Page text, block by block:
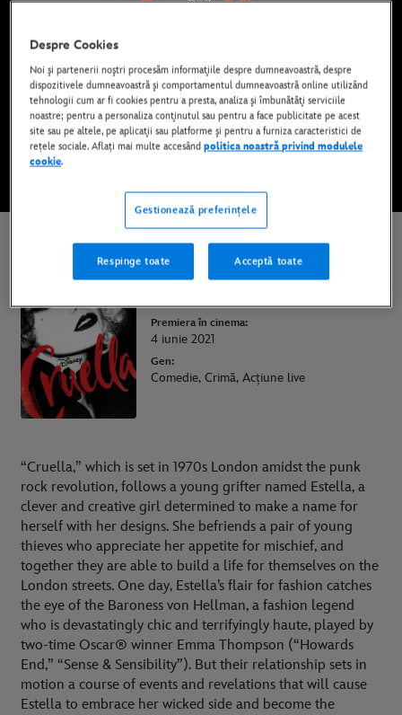
Disponibil pe Disney+
PRIVIȚI FILMUL PE DISNEY+
* Se aplică termeni și condiții
Cruella
Durata:
Premiera în cinema:
4 iunie 2021
Gen:
Comedie, Crimă, Acțiune live
“Cruella,” which is set in 1970s London amidst the punk
rock revolution, follows a young grifter named Estella, a
clever and creative girl determined to make a name for
herself with her designs. She befriends a pair of young
thieves who appreciate her appetite for mischief, and
together they are able to build a life for themselves on the
London streets. One day, Estella’s flair for fashion catches
the eye of the Baroness von Hellman, a fashion legend
who is devastatingly chic and terrifyingly haute, played by
two-time Oscar® winner Emma Thompson (“Howards
End,” “Sense & Sensibility”). But their relationship sets in
motion a course of events and revelations that will cause
Estella to embrace her wicked side and become the
Despre Cookies
Noi şi partenerii noştri procesăm informaţiile despre dumneavoastră, despre
dispozitivele dumneavoastră şi comportamentul dumneavoastră online utilizând
tehnologii cum ar fi cookies pentru a presta, analiza şi îmbunătăţi serviciile
noastre; pentru a personaliza conţinutul sau pentru a face publicitate pe acest
site sau pe altele, pe aplicaţii sau platforme şi pentru a furniza caracteristici de
rețele sociale. Aflați mai multe accesândpolitica noastră privind modulele
cookie.
Gestionează preferințele
Respinge toate Acceptă toate